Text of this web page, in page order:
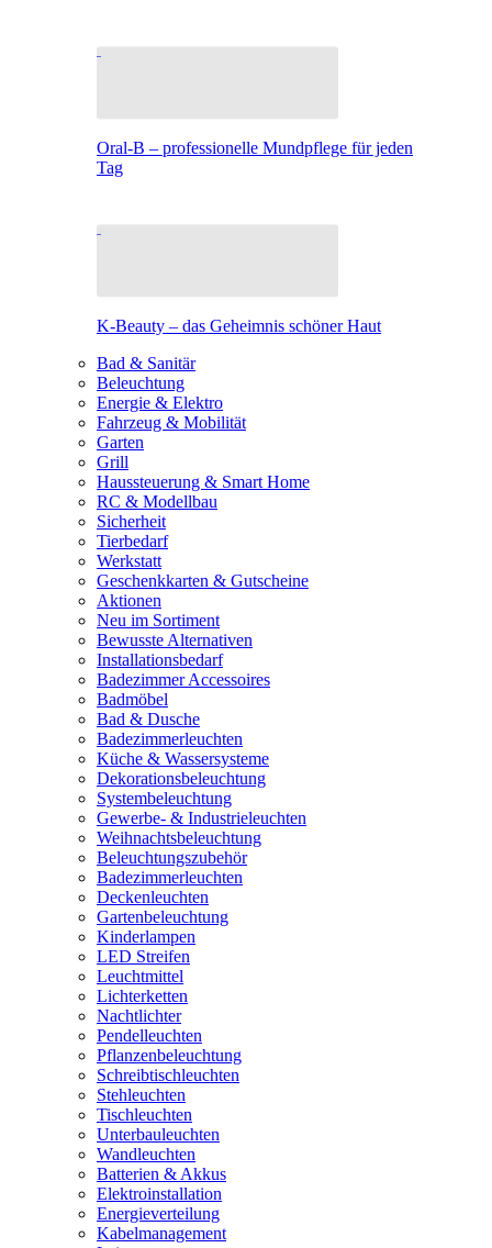
Oral-B – professionelle Mundpflege für jeden
Tag
K-Beauty – das Geheimnis schöner Haut
Bad & Sanitär
Beleuchtung
Energie & Elektro
Fahrzeug & Mobilität
Garten
Grill
Haussteuerung & Smart Home
RC & Modellbau
Sicherheit
Tierbedarf
Werkstatt
Geschenkkarten & Gutscheine
Aktionen
Neu im Sortiment
Bewusste Alternativen
Installationsbedarf
Badezimmer Accessoires
Badmöbel
Bad & Dusche
Badezimmerleuchten
Küche & Wassersysteme
Dekorationsbeleuchtung
Systembeleuchtung
Gewerbe- & Industrieleuchten
Weihnachtsbeleuchtung
Beleuchtungszubehör
Badezimmerleuchten
Deckenleuchten
Gartenbeleuchtung
Kinderlampen
LED Streifen
Leuchtmittel
Lichterketten
Nachtlichter
Pendelleuchten
Pflanzenbeleuchtung
Schreibtischleuchten
Stehleuchten
Tischleuchten
Unterbauleuchten
Wandleuchten
Batterien & Akkus
Elektroinstallation
Energieverteilung
Kabelmanagement